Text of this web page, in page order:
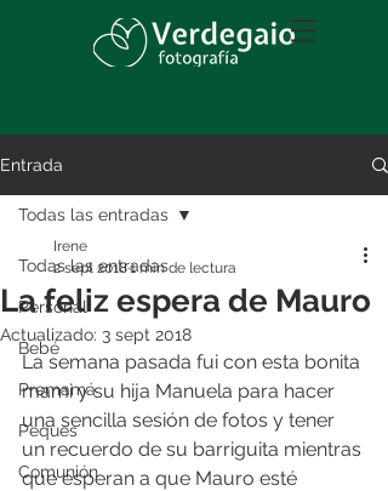
Entrada
Todas las entradas
Personal
Bebé
Premamá
Peques
Comunión
Todas las entradas
La feliz espera de Mauro
Irene
2 sept 20181 min de lectura
Actualizado: 3 sept 2018
La semana pasada fui con esta bonita
mami y su hija Manuela para hacer
una sencilla sesión de fotos y tener
un recuerdo de su barriguita mientras
que esperan a que Mauro esté